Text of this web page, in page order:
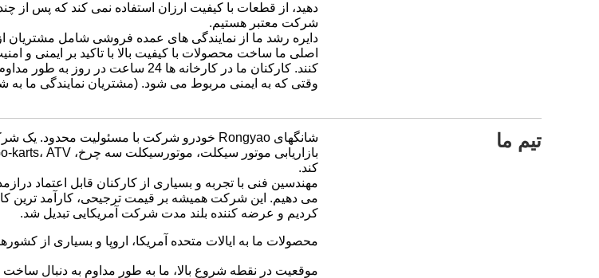
دهید، از قطعات با کیفیت ارزان استفاده نمی کند که پس از
شرکت معتبر هستیم.
دایره رشد ما از نمایندگی های عمده فروشی شامل مشتریان از
اصلی ما ساخت محصولات با کیفیت بالا با تاکید بر ایمنی و
کنند. کارکنان ما در کارخانه ها 24 ساعت در روز به طور مداوم بررسی و بهبود کیفیت.
وقتی که به ایمنی مربوط می شود. (مشتریان نمایندگی ما
تیم ما شانگهای Rongyao خودرو شرکت با مسئولیت محدود.
یک
کند.
مهندسین فنی با تجربه و بسیاری از کارکنان قابل اعتماد
می دهیم. این شرکت همیشه بر قیمت ترجیحی، کارآمد ترین
کردیم و عرضه کننده بلند مدت شرکت آمریکایی تبدیل شد.
محصولات ما به ایالات متحده آمریکا، اروپا و بسیاری از
موقعیت در نقطه شروع بالا، ما به طور مداوم به دنبال